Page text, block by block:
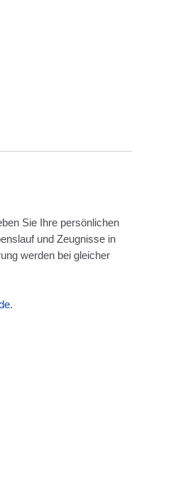
Sie Ihre persönlichen
und Zeugnisse in
werden bei gleicher
.